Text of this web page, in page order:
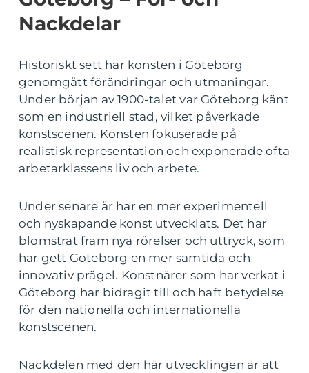
Nackdelar
Historiskt sett har konsten i Göteborg
genomgått förändringar och utmaningar.
Under början av 1900-talet var Göteborg känt
som en industriell stad, vilket påverkade
konstscenen. Konsten fokuserade på
realistisk representation och exponerade ofta
arbetarklassens liv och arbete.
Under senare år har en mer experimentell
och nyskapande konst utvecklats. Det har
blomstrat fram nya rörelser och uttryck, som
har gett Göteborg en mer samtida och
innovativ prägel. Konstnärer som har verkat i
Göteborg har bidragit till och haft betydelse
för den nationella och internationella
konstscenen.
Nackdelen med den här utvecklingen är att